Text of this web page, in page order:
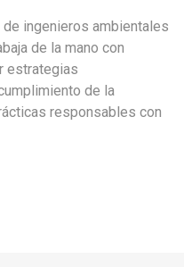
ingenieros ambientales
de la mano con
estrategias
de la
responsables con